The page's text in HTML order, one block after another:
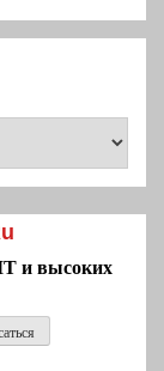
и высоких